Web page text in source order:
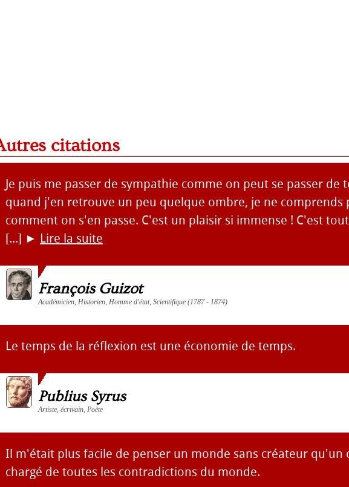
Autres citations
Je puis me passer de sympathie comme on peut se passer de
quand j'en retrouve un peu quelque ombre, je ne comprends
comment on s'en passe. C'est un plaisir si immense ! C'est
[...] ► Lire la suite
François Guizot
Académicien, Historien, Homme d'état, Scientifique (1787 - 1874)
Le temps de la réflexion est une économie de temps.
Publius Syrus
Artiste, écrivain, Poète
Il m'était plus facile de penser un monde sans créateur qu'un
chargé de toutes les contradictions du monde.